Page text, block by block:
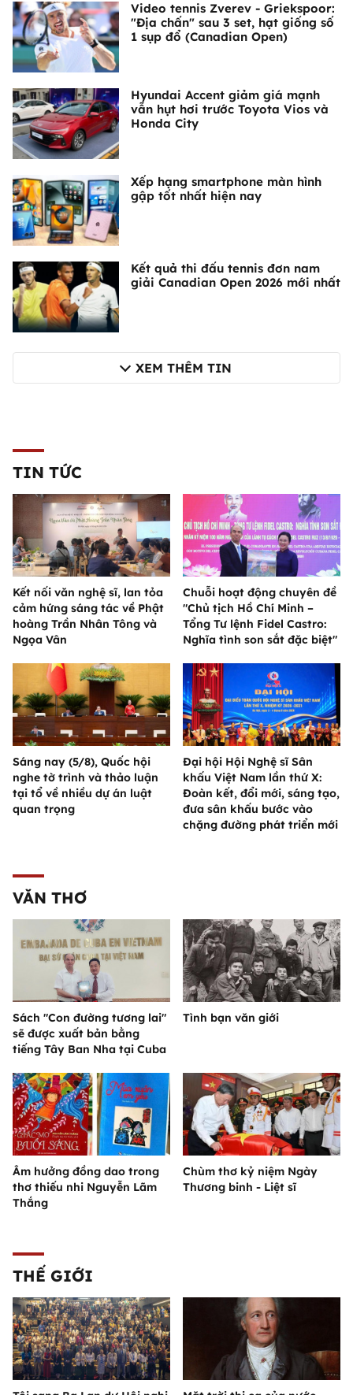
Video tennis Zverev - Griekspoor:
"Địa chấn" sau 3 set, hạt giống số
1 sụp đổ (Canadian Open)
Hyundai Accent giảm giá mạnh
vẫn hụt hơi trước Toyota Vios và
Honda City
Xếp hạng smartphone màn hình
gập tốt nhất hiện nay
Kết quả thi đấu tennis đơn nam
giải Canadian Open 2026 mới nhất
XEM THÊM TIN
TIN TỨC
Kết nối văn nghệ sĩ, lan tỏa
cảm hứng sáng tác về Phật
hoàng Trần Nhân Tông và
Ngọa Vân
Chuỗi hoạt động chuyên đề
"Chủ tịch Hồ Chí Minh –
Tổng Tư lệnh Fidel Castro:
Nghĩa tình son sắt đặc biệt"
Sáng nay (5/8), Quốc hội
nghe tờ trình và thảo luận
tại tổ về nhiều dự án luật
quan trọng
Đại hội Hội Nghệ sĩ Sân
khấu Việt Nam lần thứ X:
Đoàn kết, đổi mới, sáng tạo,
đưa sân khấu bước vào
chặng đường phát triển mới
VĂN THƠ
Sách "Con đường tương lai"
sẽ được xuất bản bằng
tiếng Tây Ban Nha tại Cuba
Tình bạn văn giới
Âm hưởng đồng dao trong
thơ thiếu nhi Nguyễn Lãm
Thắng
Chùm thơ kỷ niệm Ngày
Thương binh - Liệt sĩ
THẾ GIỚI